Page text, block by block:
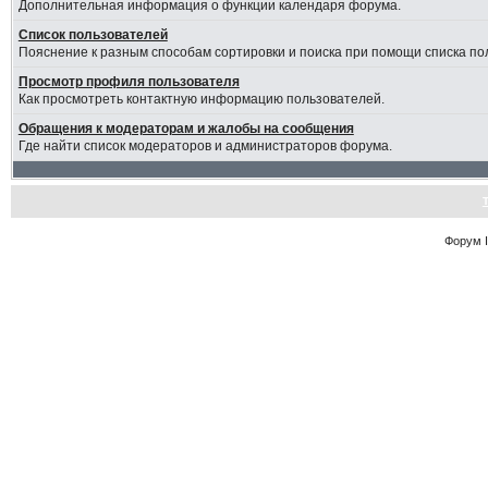
Дополнительная информация о функции календаря форума.
Список пользователей
Пояснение к разным способам сортировки и поиска при помощи списка
Просмотр профиля пользователя
Как просмотреть контактную информацию пользователей.
Обращения к модераторам и жалобы на сообщения
Где найти список модераторов и администраторов форума.
Форум